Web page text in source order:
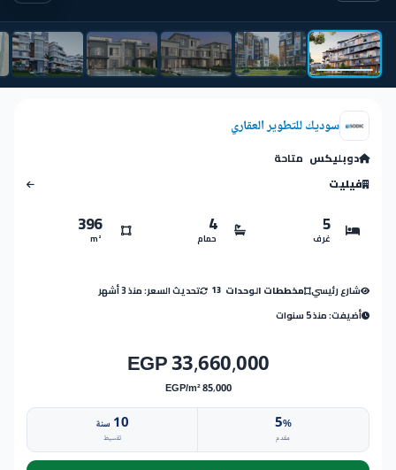
سوديك للتطوير العقاري
دوبليكس متاحة
فيليت
5
غرف
4
حمام
396
m²
شارع رئيسي مخططات الوحدات 13
تحديث السعر: منذ 3 أشهر
أضيفت: منذ 5 سنوات
33,660,000 EGP
85,000 EGP/m²
5%
مقدم
10 سنة
تقسيط